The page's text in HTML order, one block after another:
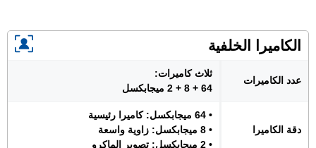
الكاميرا الخلفية
عدد الكاميرات
ثلاث كاميرات:
64 + 8 + 2 ميجابكسل
دقة الكاميرا
• 64 ميجابكسل: كاميرا رئيسية
• 8 ميجابكسل: زاوية واسعة
• 2 ميجابكسل: تصوير الماكرو